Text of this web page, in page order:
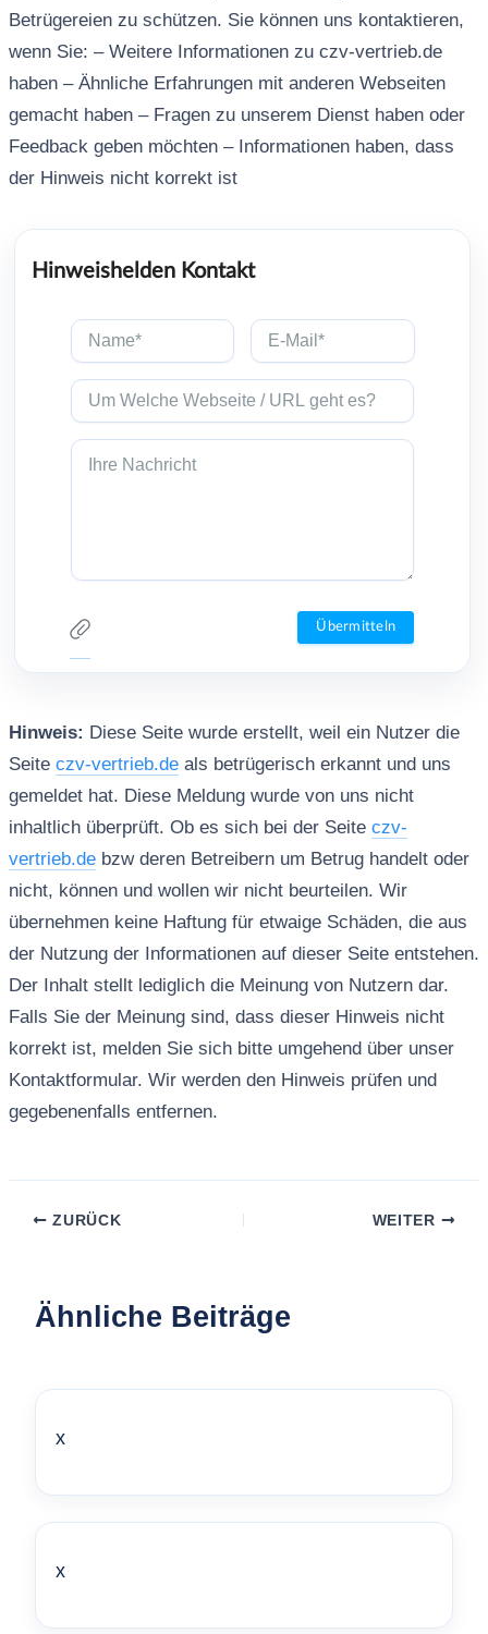
Betrügereien zu schützen. Sie können uns kontaktieren,
wenn Sie: – Weitere Informationen zu czv-vertrieb.de
haben – Ähnliche Erfahrungen mit anderen Webseiten
gemacht haben – Fragen zu unserem Dienst haben oder
Feedback geben möchten – Informationen haben, dass
der Hinweis nicht korrekt ist
Hinweishelden Kontakt
Hinweis: Diese Seite wurde erstellt, weil ein Nutzer die
Seite czv-vertrieb.deals betrügerisch erkannt und uns
gemeldet hat. Diese Meldung wurde von uns nicht
inhaltlich überprüft. Ob es sich bei der Seite czv-
vertrieb.debzw deren Betreibern um Betrug handelt oder
nicht, können und wollen wir nicht beurteilen. Wir
übernehmen keine Haftung für etwaige Schäden, die aus
der Nutzung der Informationen auf dieser Seite entstehen.
Der Inhalt stellt lediglich die Meinung von Nutzern dar.
Falls Sie der Meinung sind, dass dieser Hinweis nicht
korrekt ist, melden Sie sich bitte umgehend über unser
Kontaktformular. Wir werden den Hinweis prüfen und
gegebenenfalls entfernen.
ZURÜCK WEITER
Ähnliche Beiträge
x
x